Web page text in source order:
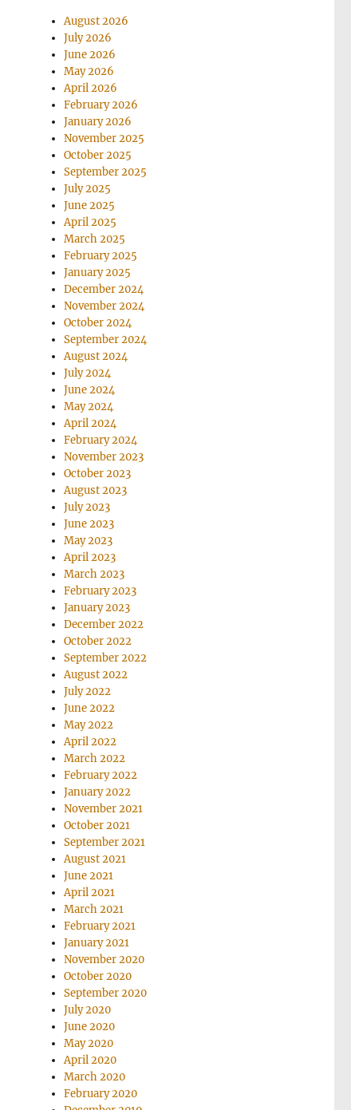
August 2026
July 2026
June 2026
May 2026
April 2026
February 2026
January 2026
November 2025
October 2025
September 2025
July 2025
June 2025
April 2025
March 2025
February 2025
January 2025
December 2024
November 2024
October 2024
September 2024
August 2024
July 2024
June 2024
May 2024
April 2024
February 2024
November 2023
October 2023
August 2023
July 2023
June 2023
May 2023
April 2023
March 2023
February 2023
January 2023
December 2022
October 2022
September 2022
August 2022
July 2022
June 2022
May 2022
April 2022
March 2022
February 2022
January 2022
November 2021
October 2021
September 2021
August 2021
June 2021
April 2021
March 2021
February 2021
January 2021
November 2020
October 2020
September 2020
July 2020
June 2020
May 2020
April 2020
March 2020
February 2020